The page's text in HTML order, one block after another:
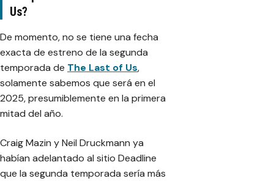
Us?
De momento, no se tiene una fecha
exacta de estreno de la segunda
temporada de The Last of Us,
solamente sabemos que será en el
2025, presumiblemente en la primera
mitad del año.
Craig Mazin y Neil Druckmann ya
habían adelantado al sitio Deadline
que la segunda temporada sería más